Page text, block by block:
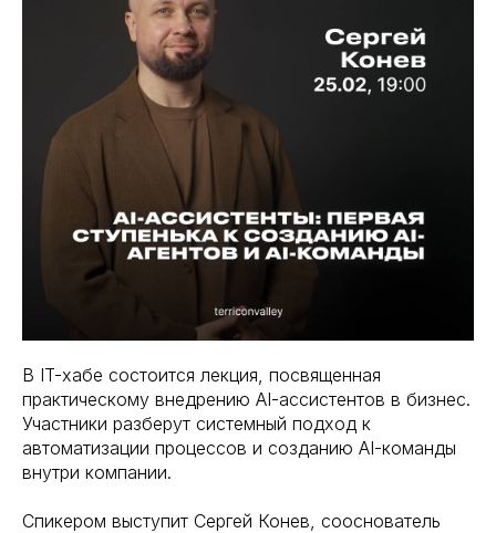
В IT-хабе состоится лекция, посвященная
практическому внедрению AI-ассистентов в бизнес.
Участники разберут системный подход к
автоматизации процессов и созданию AI-команды
внутри компании.
Спикером выступит Сергей Конев, сооснователь